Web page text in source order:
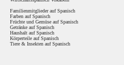
Familienmitglieder auf Spanisch
Farben auf Spanisch
Früchte und Gemüse auf Spanisch
Getränke auf Spanisch
Haushalt auf Spanisch
Körperteile auf Spanisch
Tiere & Insekten auf Spanisch